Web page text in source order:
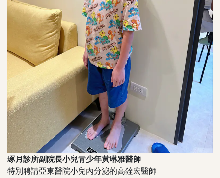
琢月診所副院長小兒青少年黃琳雅醫師
特別聘請亞東醫院小兒內分泌的高銓宏醫師